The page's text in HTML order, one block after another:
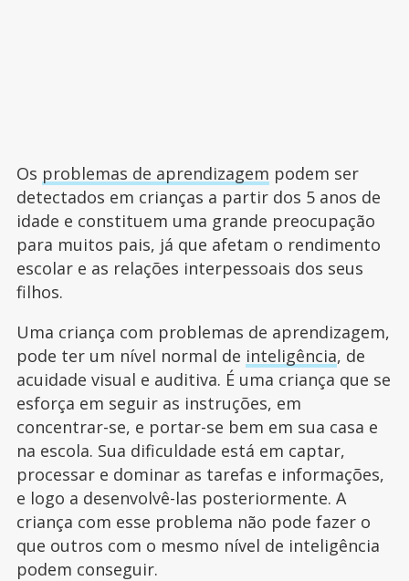
Os problemas de aprendizagem podem ser
detectados em crianças a partir dos 5 anos de
idade e constituem uma grande preocupação
para muitos pais, já que afetam o rendimento
escolar e as relações interpessoais dos seus
filhos.
Uma criança com problemas de aprendizagem,
pode ter um nível normal de inteligência, de
acuidade visual e auditiva. É uma criança que se
esforça em seguir as instruções, em
concentrar-se, e portar-se bem em sua casa e
na escola. Sua dificuldade está em captar,
processar e dominar as tarefas e informações,
e logo a desenvolvê-las posteriormente. A
criança com esse problema não pode fazer o
que outros com o mesmo nível de inteligência
podem conseguir.